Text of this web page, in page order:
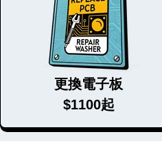
更換電子板
$1100起